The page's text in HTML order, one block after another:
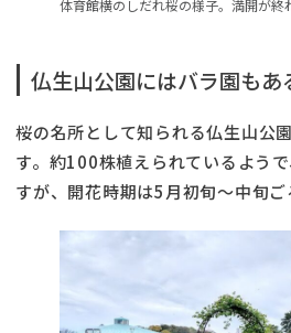
体育館横のしだれ桜の様子。満開が終
仏生山公園にはバラ園もあ
桜の名所として知られる仏生山公
す。約100株植えられているよう
すが、開花時期は5月初旬～中旬ご